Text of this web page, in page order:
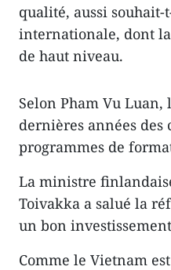
qualité, aussi
internationale, dont
de haut niveau​.
Selon ​Pham Vu
dernières années
programmes de
L​a ministre
Toivakka a salué la
un bon
Comme le Vietnam